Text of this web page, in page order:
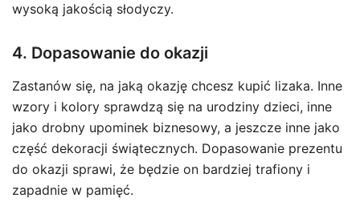
wysoką jakością słodyczy.
4. Dopasowanie do okazji
Zastanów się, na jaką okazję chcesz kupić lizaka. Inne
wzory i kolory sprawdzą się na urodziny dzieci, inne
jako drobny upominek biznesowy, a jeszcze inne jako
część dekoracji świątecznych. Dopasowanie prezentu
do okazji sprawi, że będzie on bardziej trafiony i
zapadnie w pamięć.